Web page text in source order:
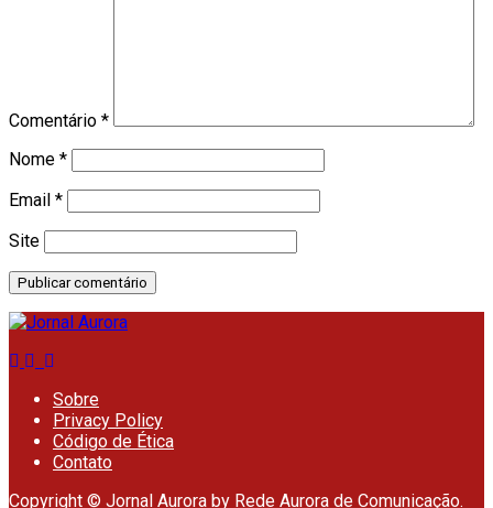
Comentário *
Nome *
Email *
Site
Sobre
Privacy Policy
Código de Ética
Contato
Copyright © Jornal Aurora by Rede Aurora de Comunicação.